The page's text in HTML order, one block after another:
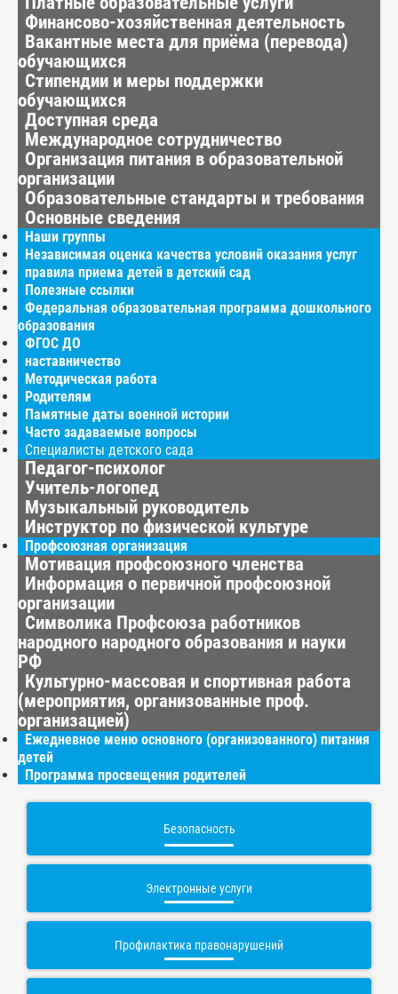
Финансово-хозяйственная деятельность
Вакантные места для приёма (перевода)
обучающихся
Стипендии и меры поддержки
обучающихся
Доступная среда
Международное сотрудничество
Организация питания в образовательной
организации
Образовательные стандарты и требования
Основные сведения
Наши группы
Независимая оценка качества условий оказания услуг
правила приема детей в детский сад
Полезные ссылки
Федеральная образовательная программа дошкольного
образования
ФГОС ДО
наставничество
Методическая работа
Родителям
Памятные даты военной истории
Часто задаваемые вопросы
Специалисты детского сада
Педагог-психолог
Учитель-логопед
Музыкальный руководитель
Инструктор по физической культуре
Профсоюзная организация
Мотивация профсоюзного членства
Информация о первичной профсоюзной
организации
Символика Профсоюза работников
народного народного образования и науки
РФ
Культурно-массовая и спортивная работа
(мероприятия, организованные проф.
организацией)
Ежедневное меню основного (организованного) питания
детей
Программа просвещения родителей
Безопасность
Электронные услуги
Профилактика правонарушений